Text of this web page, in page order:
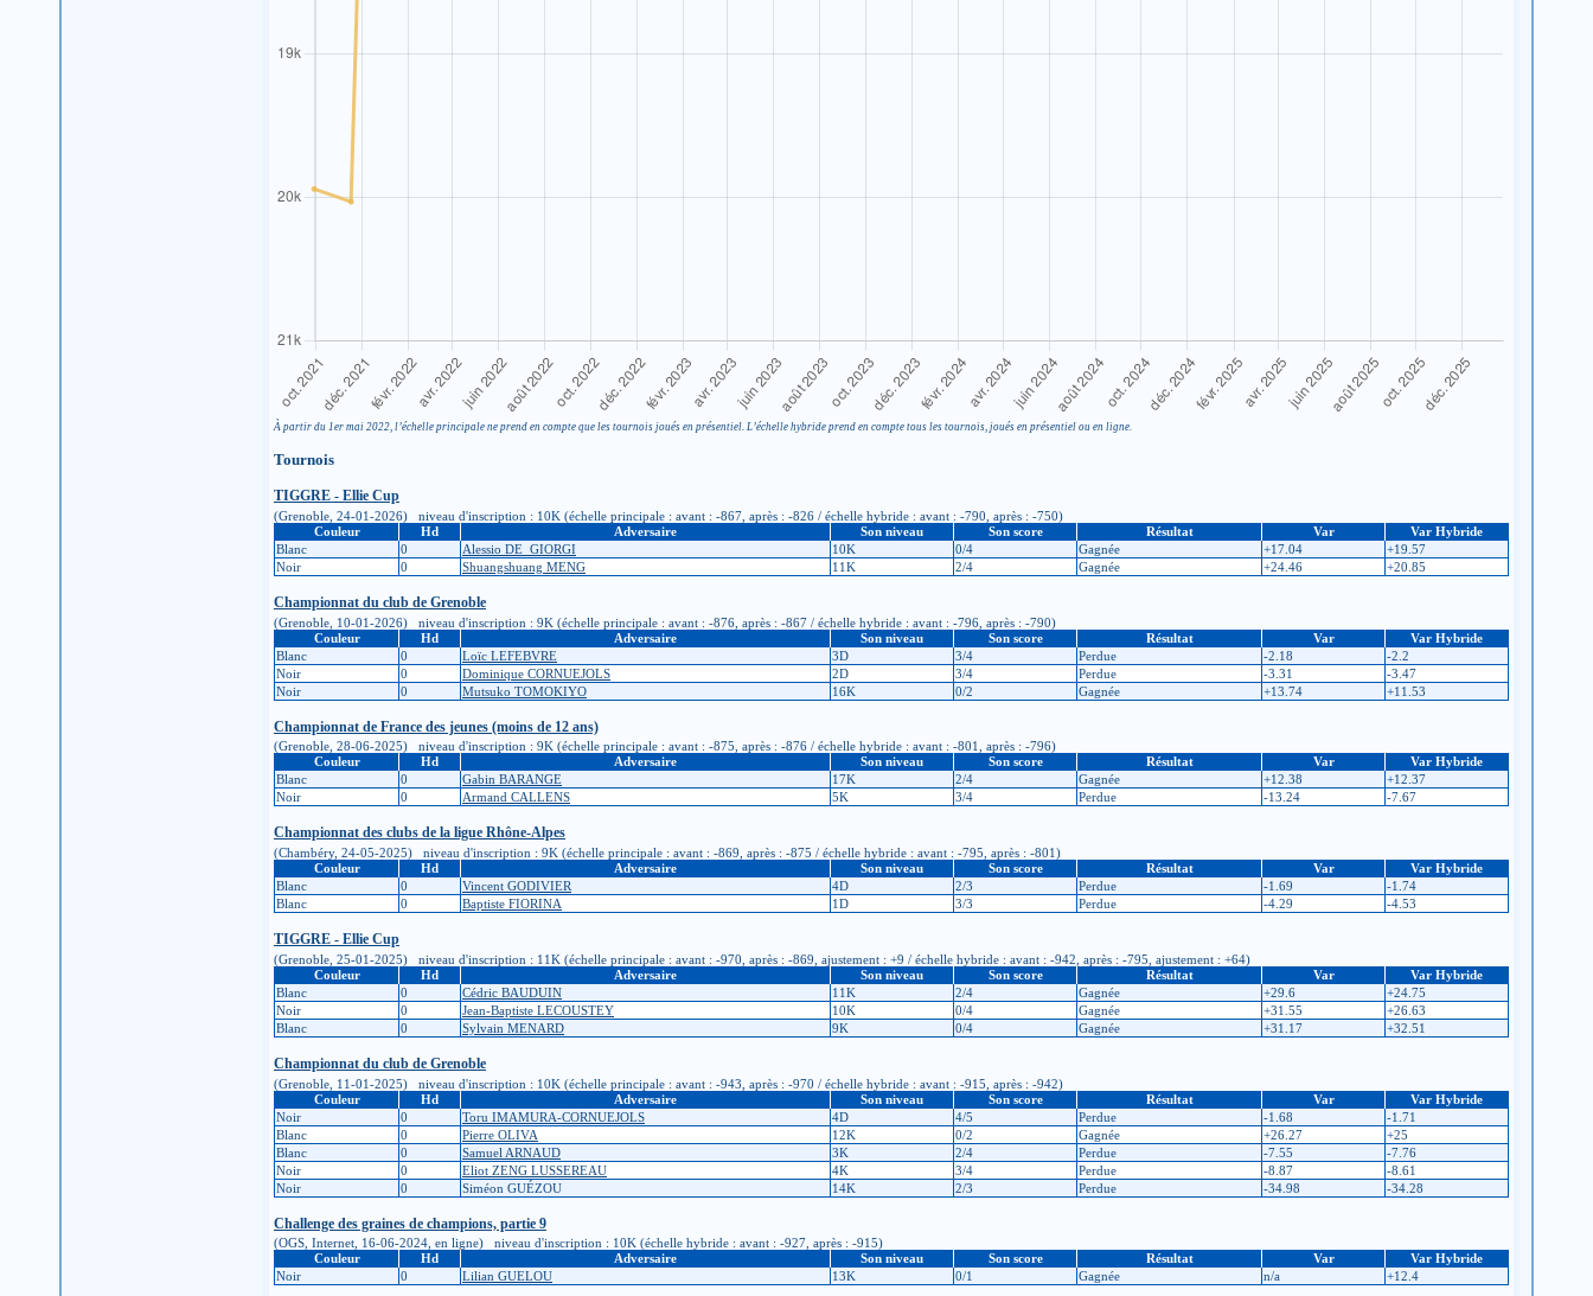
À partir du 1er mai 2022, l’échelle principale ne prend en compte que les tournois joués en présentiel. L’échelle hybride prend en compte tous les tournois, joués en présentiel ou en ligne.
Tournois
TIGGRE - Ellie Cup
(Grenoble, 24-01-2026) niveau d'inscription : 10K (échelle principale : avant : -867, après : -826 / échelle hybride : avant : -790, après : -750)
Couleur
Hd Adversaire Son niveau Son score Résultat Var
Var Hybride
Blanc
0 Alessio DE_GIORGI 10K 0/4 Gagnée +17.04
+19.57
Noir
0 Shuangshuang MENG 11K 2/4 Gagnée +24.46 +20.85
Championnat du club de Grenoble
(Grenoble, 10-01-2026) niveau d'inscription : 9K (échelle principale : avant : -876, après : -867 / échelle hybride : avant : -796, après : -790)
Couleur
Hd Adversaire Son niveau Son score Résultat Var
Var Hybride
Blanc
0 Loïc LEFEBVRE 3D 3/4 Perdue -2.18
-2.2
Noir
0 Dominique CORNUEJOLS 2D 3/4 Perdue -3.31
-3.47
Noir
0 Mutsuko TOMOKIYO 16K 0/2 Gagnée +13.74 +11.53
Championnat de France des jeunes (moins de 12 ans)
(Grenoble, 28-06-2025) niveau d'inscription : 9K (échelle principale : avant : -875, après : -876 / échelle hybride : avant : -801, après : -796)
Couleur
Hd Adversaire Son niveau Son score Résultat Var
Var Hybride
Blanc
0 Gabin BARANGE 17K 2/4 Gagnée +12.38
+12.37
Noir
0 Armand CALLENS 5K 3/4 Perdue -13.24 -7.67
Championnat des clubs de la ligue Rhône-Alpes
(Chambéry, 24-05-2025) niveau d'inscription : 9K (échelle principale : avant : -869, après : -875 / échelle hybride : avant : -795, après : -801)
Couleur
Hd Adversaire Son niveau Son score Résultat Var
Var Hybride
Blanc
0 Vincent GODIVIER 4D 2/3 Perdue -1.69
-1.74
Blanc
0 Baptiste FIORINA 1D 3/3 Perdue -4.29 -4.53
TIGGRE - Ellie Cup
(Grenoble, 25-01-2025) niveau d'inscription : 11K (échelle principale : avant : -970, après : -869, ajustement : +9 / échelle hybride : avant : -942, après : -795, ajustement : +64)
Couleur
Hd Adversaire Son niveau Son score Résultat Var
Var Hybride
Blanc
0 Cédric BAUDUIN 11K 2/4 Gagnée +29.6
+24.75
Noir
0 Jean-Baptiste LECOUSTEY 10K 0/4 Gagnée +31.55
+26.63
Blanc
0 Sylvain MENARD 9K 0/4 Gagnée +31.17 +32.51
Championnat du club de Grenoble
(Grenoble, 11-01-2025) niveau d'inscription : 10K (échelle principale : avant : -943, après : -970 / échelle hybride : avant : -915, après : -942)
Couleur
Hd Adversaire Son niveau Son score Résultat Var
Var Hybride
Noir
0 Toru IMAMURA-CORNUEJOLS 4D 4/5 Perdue -1.68
-1.71
Blanc
0 Pierre OLIVA 12K 0/2 Gagnée +26.27
+25
Blanc
0 Samuel ARNAUD 3K 2/4 Perdue -7.55
-7.76
Noir
0 Eliot ZENG LUSSEREAU 4K 3/4 Perdue -8.87
-8.61
Noir
0 Siméon GUÉZOU 14K 2/3 Perdue -34.98 -34.28
Challenge des graines de champions, partie 9
(OGS, Internet, 16-06-2024, en ligne) niveau d'inscription : 10K (échelle hybride : avant : -927, après : -915)
Couleur
Hd Adversaire Son niveau Son score Résultat Var
Var Hybride
Noir
0 Lilian GUELOU 13K 0/1 Gagnée n/a +12.4